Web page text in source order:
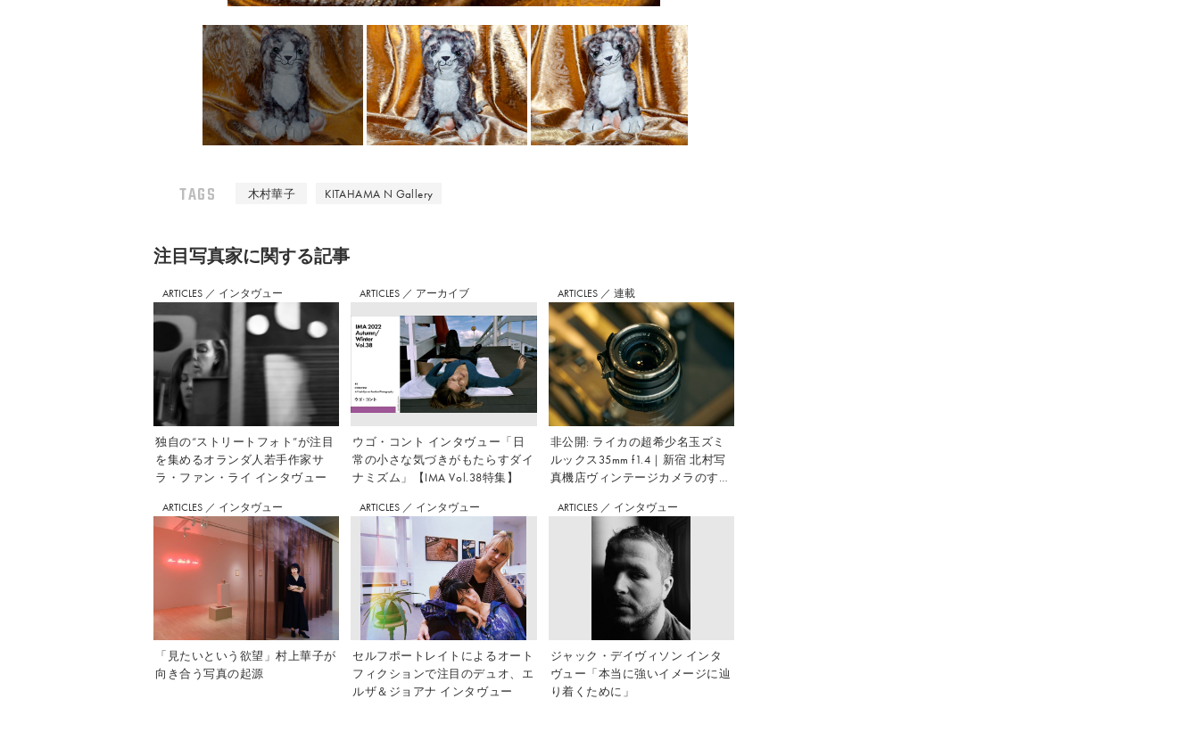
TAGS 木村華子 KITAHAMA N Gallery
注⽬写真家に関する記事
ARTICLES ／ インタヴュー
独自の“ストリートフォト”が注目
を集めるオランダ人若手作家サ
ラ・ファン・ライ インタヴュー
ARTICLES ／ アーカイブ
ウゴ・コント インタヴュー「日
常の小さな気づきがもたらすダイ
ナミズム」【IMA Vol.38特集】
ARTICLES ／ 連載
非公開: ライカの超希少名玉ズミ
ルックス35mm f1.4｜新宿 北村写
真機店ヴィンテージカメラのすす
ARTICLES ／ インタヴュー
「見たいという欲望」村上華子が
向き合う写真の起源
ARTICLES ／ インタヴュー
セルフポートレイトによるオート
フィクションで注目のデュオ、エ
ルザ＆ジョアナ インタヴュー
ARTICLES ／ インタヴュー
ジャック・デイヴィソン インタ
ヴュー「本当に強いイメージに辿
り着くために」